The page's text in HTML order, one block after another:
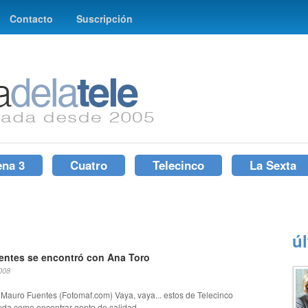
Contacto Suscripción
3 Cuatro Telecinco La Sexta
se encontró con Ana Toro
Fuentes (Fotomaf.com) Vaya, vaya... estos de Telecinco